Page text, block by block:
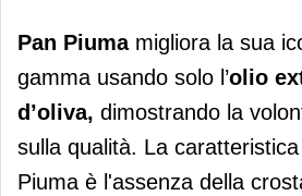
Nuova ricetta con olio
Pan Piuma migliora la sua
gamma usando solo l’olio
d’oliva, dimostrando la
sulla qualità. La
Piuma è l'assenza della